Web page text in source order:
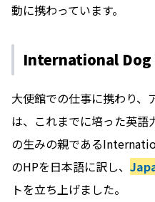
動に携わっています。
International Dog
大使館での仕事に携わり、
は、これまでに培った英語
の生みの親である
のHPを日本語に訳し、
トを立ち上げました。